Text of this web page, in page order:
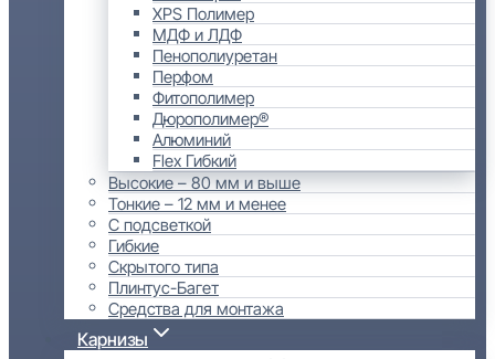
XPS Полимер
МДФ и ЛДФ
Пенополиуретан
Перфом
Фитополимер
Дюрополимер®
Алюминий
Flex Гибкий
Высокие – 80 мм и выше
Тонкие – 12 мм и менее
С подсветкой
Гибкие
Скрытого типа
Плинтус-Багет
Средства для монтажа
Карнизы